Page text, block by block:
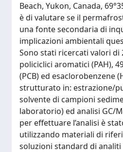
Beach, Yukon, Canada,
è di valutare se il
una fonte secondaria di
implicazioni ambientali
Sono stati ricercati valori di
policiclici aromatici (PAH),
(PCB) ed esaclorobenzene
strutturato in: estrazione/
solvente di campioni
laboratorio) ed analisi GC/
per effettuare l’analisi è
utilizzando materiali di
soluzioni standard di